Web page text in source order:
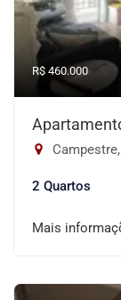
R$ 460.000
2 Quartos
Mais